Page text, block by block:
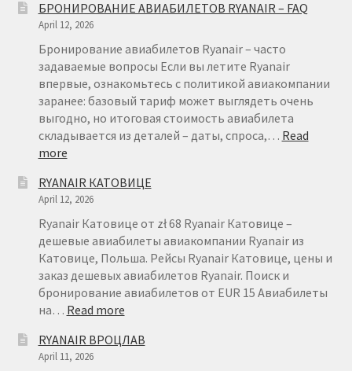
БРОНИРОВАНИЕ АВИАБИЛЕТОВ RYANAIR – FAQ
April 12, 2026
Бронирование авиабилетов Ryanair – часто
задаваемые вопросы Если вы летите Ryanair
впервые, ознакомьтесь с политикой авиакомпании
заранее: базовый тариф может выглядеть очень
выгодно, но итоговая стоимость авиабилета
складывается из деталей – даты, спроса,… Read
more:
АВИАБИЛЕТОВ
RYANAIR
–
FAQ
RYANAIR КАТОВИЦЕ
April 12, 2026
Ryanair Катовице от zł 68 Ryanair Катовице –
дешевые авиабилеты авиакомпании Ryanair из
Катовице, Польша. Рейсы Ryanair Катовице, цены и
заказ дешевых авиабилетов Ryanair. Поиск и
бронирование авиабилетов от EUR 15 Авиабилеты
на… Read more:
КАТОВИЦЕ
RYANAIR ВРОЦЛАВ
April 11, 2026